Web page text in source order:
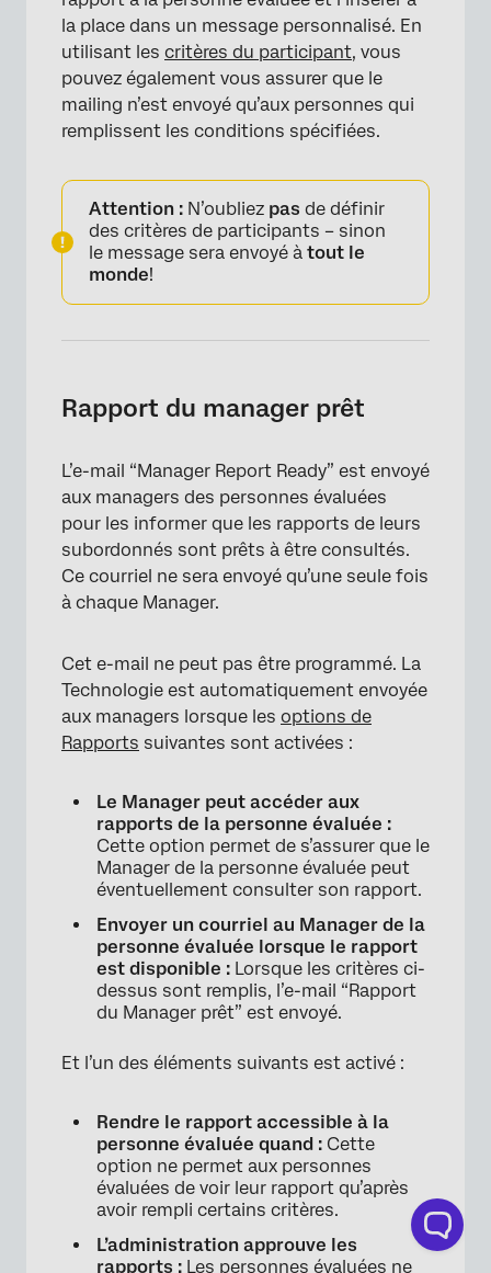
la place dans un message personnalisé. En
utilisant les critères du participant, vous
pouvez également vous assurer que le
mailing n’est envoyé qu’aux personnes qui
remplissent les conditions spécifiées.
Attention : N’oubliez pas de définir
des critères de participants – sinon
le message sera envoyé à tout le
monde!
Rapport du manager prêt
L’e-mail “Manager Report Ready” est envoyé
aux managers des personnes évaluées
pour les informer que les rapports de leurs
subordonnés sont prêts à être consultés.
Ce courriel ne sera envoyé qu’une seule fois
à chaque Manager.
Cet e-mail ne peut pas être programmé. La
Technologie est automatiquement envoyée
aux managers lorsque les options de
Rapports suivantes sont activées :
Le Manager peut accéder aux
rapports de la personne évaluée :
Cette option permet de s’assurer que le
Manager de la personne évaluée peut
éventuellement consulter son rapport.
Envoyer un courriel au Manager de la
personne évaluée lorsque le rapport
est disponible : Lorsque les critères ci-
dessus sont remplis, l’e-mail “Rapport
du Manager prêt” est envoyé.
Et l’un des éléments suivants est activé :
Rendre le rapport accessible à la
personne évaluée quand : Cette
option ne permet aux personnes
évaluées de voir leur rapport qu’après
avoir rempli certains critères.
L’administration approuve les
rapports : Les personnes évaluées ne